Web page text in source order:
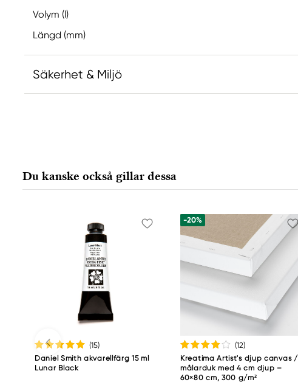
Volym (l)
Längd (mm)
Säkerhet & Miljö
7311 PD Apeldoorn, Netherlands
info@royaltalens.com
Du kanske också gillar dessa
(15)
Daniel Smith akvarellfärg 15 ml
Lunar Black
-20%
(12)
Kreatima Artist's djup canvas /
målarduk med 4 cm djup –
60×80 cm, 300 g/m²